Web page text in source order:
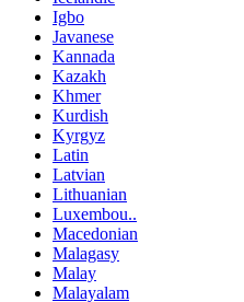
Igbo
Javanese
Kannada
Kazakh
Khmer
Kurdish
Kyrgyz
Latin
Latvian
Lithuanian
Luxembou..
Macedonian
Malagasy
Malay
Malayalam